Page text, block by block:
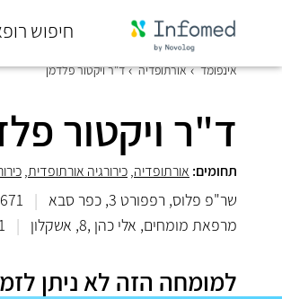
חיפוש
סוף
התפריט
אינפומד אורתופדיה ד"ר ויקטור פלדמן
ד"ר ויקטור
תחומים: אורתופדיה,כירורגיה אורתופדית,
שר"פ פלוס, רפפורט 3, כפר סבא |
מרפאת מומחים, אלי כהן ,8, אשקלון
|
למומחה הזה לא ניתן